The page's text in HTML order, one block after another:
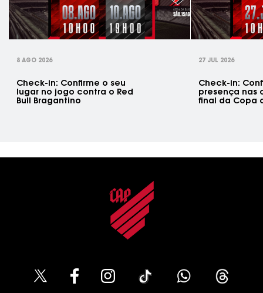
8 AGO 2026
Check-in: Confirme o seu
lugar no jogo contra o Red
Bull Bragantino
27 JUL 2026
Check-in:
presença nas
final da Copa